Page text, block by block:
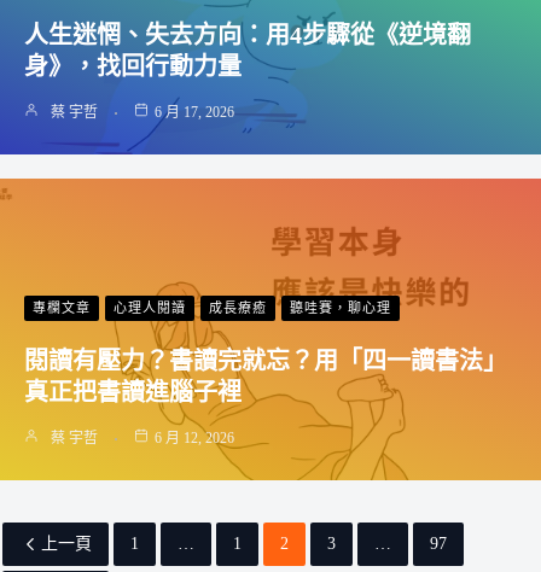
人生迷惘、失去方向：用4步驟從《逆境翻
身》，找回行動力量
蔡 宇哲 6 月 17, 2026
專欄文章 心理人閱讀 成長療癒 聽哇賽，聊心理
閱讀有壓力？書讀完就忘？用「四一讀書法」
真正把書讀進腦子裡
蔡 宇哲 6 月 12, 2026
上一頁 1 1 2 3 97